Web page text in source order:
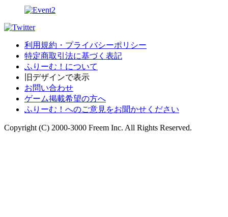
利用規約・プライバシーポリシー
特定商取引法に基づく表記
ふりーむ！について
旧デザインで表示
お問い合わせ
ゲーム掲載希望の方へ
ふりーむ！へのご意見をお聞かせください
Copyright (C) 2000-3000 Freem Inc. All Rights Reserved.